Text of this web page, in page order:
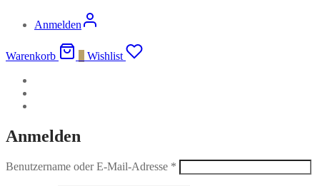
Anmelden
Warenkorb Wishlist
Anmelden
Benutzername oder E-Mail-Adresse *